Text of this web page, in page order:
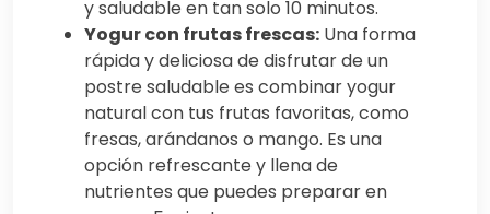
y saludable en tan solo 10 minutos.
Yogur con frutas frescas: Una forma
rápida y deliciosa de disfrutar de un
postre saludable es combinar yogur
natural con tus frutas favoritas, como
fresas, arándanos o mango. Es una
opción refrescante y llena de
nutrientes que puedes preparar en